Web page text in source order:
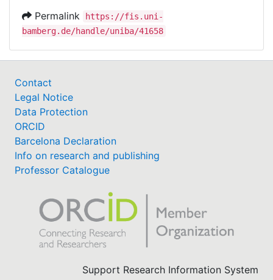
Permalink
https://fis.uni-
bamberg.de/handle/uniba/41658
Contact
Legal Notice
Data Protection
ORCID
Barcelona Declaration
Info on research and publishing
Professor Catalogue
Support Research Information System